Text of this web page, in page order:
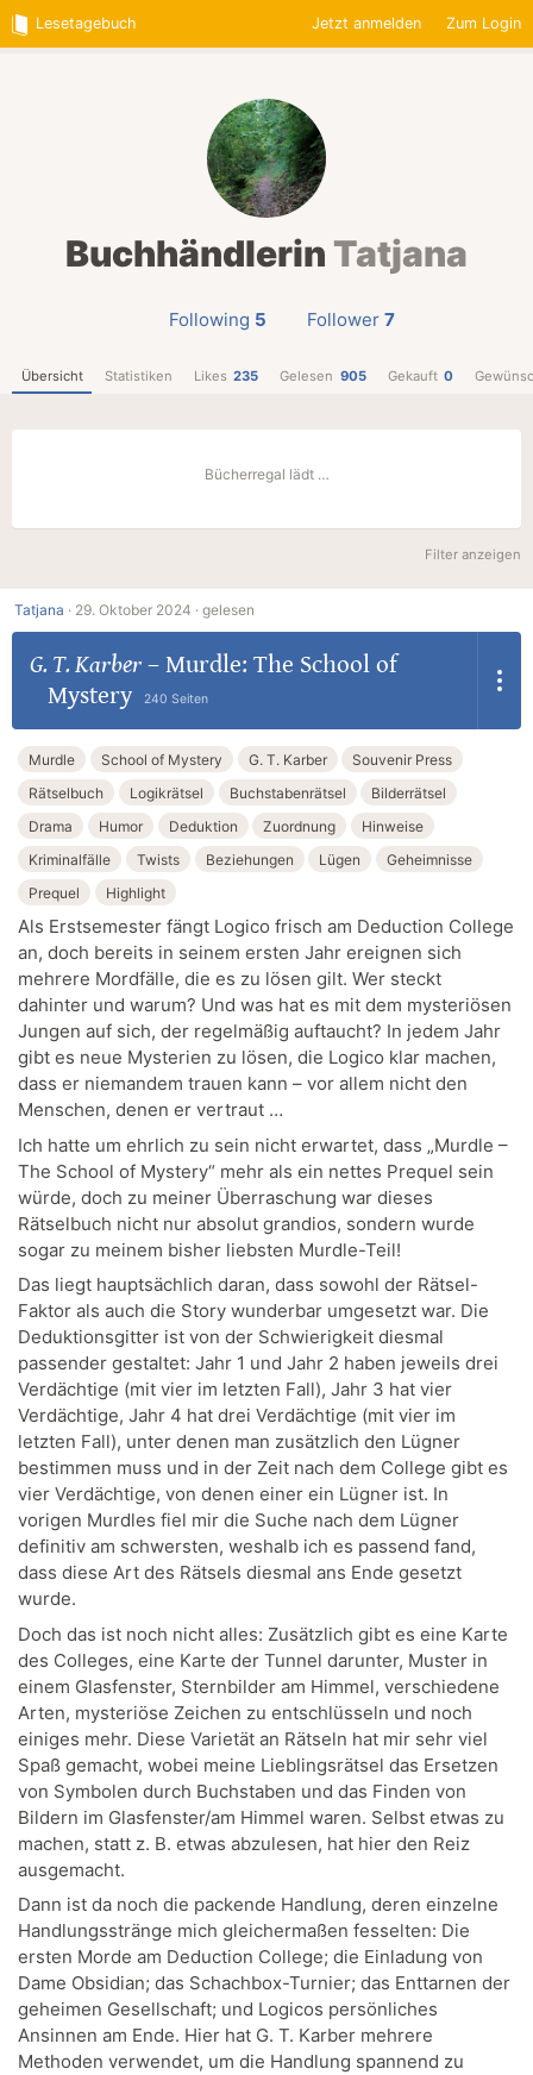
Lesetagebuch Jetzt anmelden Zum Login
Buchhändlerin Tatjana
Following 5 Follower 7
Übersicht Statistiken Likes 235 Gelesen 905 Gekauft 0
Bücherregal lädt …
Filter anzeigen
Tatjana · 29. Oktober 2024 · gelesen
G. T. Karber– Murdle: The School of
Mystery
240 Seiten
Murdle School of Mystery G. T. Karber
Souvenir Press
Rätselbuch
Logikrätsel Buchstabenrätsel
Bilderrätsel
Drama
Humor Deduktion Zuordnung
Hinweise
Kriminalfälle
Twists Beziehungen Lügen
Geheimnisse
Prequel
Highlight
Als Erstsemester fängt Logico frisch am Deduction College
an, doch bereits in seinem ersten Jahr ereignen sich
mehrere Mordfälle, die es zu lösen gilt. Wer steckt
dahinter und warum? Und was hat es mit dem mysteriösen
Jungen auf sich, der regelmäßig auftaucht? In jedem Jahr
gibt es neue Mysterien zu lösen, die Logico klar machen,
dass er niemandem trauen kann – vor allem nicht den
Menschen, denen er vertraut …
Ich hatte um ehrlich zu sein nicht erwartet, dass „Murdle –
The School of Mystery“ mehr als ein nettes Prequel sein
würde, doch zu meiner Überraschung war dieses
Rätselbuch nicht nur absolut grandios, sondern wurde
sogar zu meinem bisher liebsten Murdle-Teil!
Das liegt hauptsächlich daran, dass sowohl der Rätsel-
Faktor als auch die Story wunderbar umgesetzt war. Die
Deduktionsgitter ist von der Schwierigkeit diesmal
passender gestaltet: Jahr 1 und Jahr 2 haben jeweils drei
Verdächtige (mit vier im letzten Fall), Jahr 3 hat vier
Verdächtige, Jahr 4 hat drei Verdächtige (mit vier im
letzten Fall), unter denen man zusätzlich den Lügner
bestimmen muss und in der Zeit nach dem College gibt es
vier Verdächtige, von denen einer ein Lügner ist. In
vorigen Murdles fiel mir die Suche nach dem Lügner
definitiv am schwersten, weshalb ich es passend fand,
dass diese Art des Rätsels diesmal ans Ende gesetzt
wurde.
Doch das ist noch nicht alles: Zusätzlich gibt es eine Karte
des Colleges, eine Karte der Tunnel darunter, Muster in
einem Glasfenster, Sternbilder am Himmel, verschiedene
Arten, mysteriöse Zeichen zu entschlüsseln und noch
einiges mehr. Diese Varietät an Rätseln hat mir sehr viel
Spaß gemacht, wobei meine Lieblingsrätsel das Ersetzen
von Symbolen durch Buchstaben und das Finden von
Bildern im Glasfenster/am Himmel waren. Selbst etwas zu
machen, statt z. B. etwas abzulesen, hat hier den Reiz
ausgemacht.
Dann ist da noch die packende Handlung, deren einzelne
Handlungsstränge mich gleichermaßen fesselten: Die
ersten Morde am Deduction College; die Einladung von
Dame Obsidian; das Schachbox-Turnier; das Enttarnen der
geheimen Gesellschaft; und Logicos persönliches
Ansinnen am Ende. Hier hat G. T. Karber mehrere
Methoden verwendet, um die Handlung spannend zu